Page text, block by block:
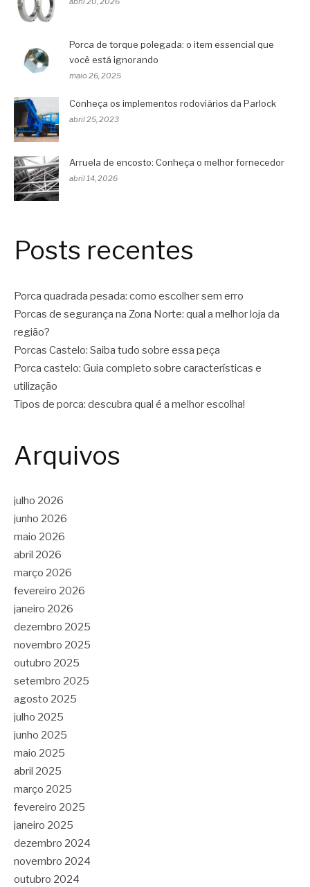
Porca de torque polegada: o item essencial que
você está ignorando
maio 26, 2025
Conheça os implementos rodoviários da Parlock
abril 25, 2023
Arruela de encosto: Conheça o melhor fornecedor
abril 14, 2026
Posts recentes
Porca quadrada pesada: como escolher sem erro
Porcas de segurança na Zona Norte: qual a melhor loja da
região?
Porcas Castelo: Saiba tudo sobre essa peça
Porca castelo: Guia completo sobre características e
utilização
Tipos de porca: descubra qual é a melhor escolha!
Arquivos
julho 2026
junho 2026
maio 2026
abril 2026
março 2026
fevereiro 2026
janeiro 2026
dezembro 2025
novembro 2025
outubro 2025
setembro 2025
agosto 2025
julho 2025
junho 2025
maio 2025
abril 2025
março 2025
fevereiro 2025
janeiro 2025
dezembro 2024
novembro 2024
outubro 2024